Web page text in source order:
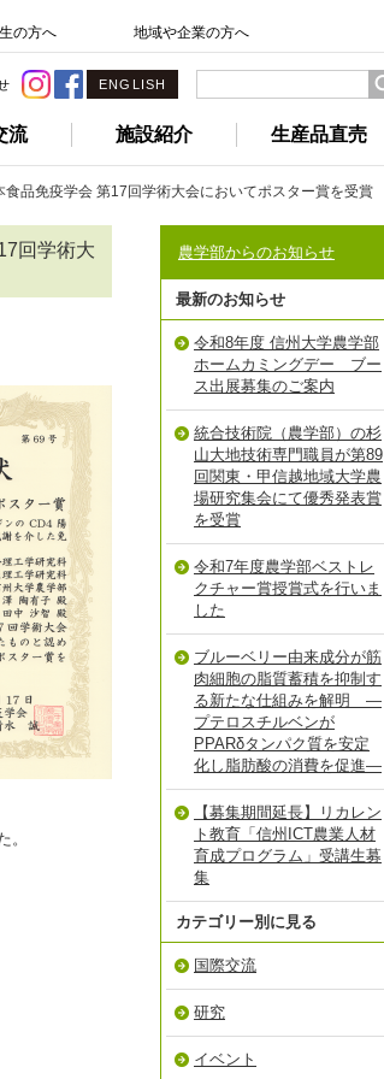
流 施設紹介 生産品直売
の方へ 地域や企業の方へ
ENGLISH
品免疫学会 第17回学術大会においてポスター賞を受賞
回学術大
。
農学部からのお知らせ
最新のお知らせ
令和8年度 信州大学農学部
ホームカミングデー ブー
ス出展募集のご案内
統合技術院（農学部）の杉
山大地技術専門職員が第89
回関東・甲信越地域大学農
場研究集会にて優秀発表賞
を受賞
令和7年度農学部ベストレ
クチャー賞授賞式を行いま
した
ブルーベリー由来成分が筋
肉細胞の脂質蓄積を抑制す
る新たな仕組みを解明 ―
プテロスチルベンが
PPARδタンパク質を安定
化し脂肪酸の消費を促進―
【募集期間延長】リカレン
ト教育「信州ICT農業人材
育成プログラム」受講生募
集
カテゴリー別に見る
国際交流
研究
イベント